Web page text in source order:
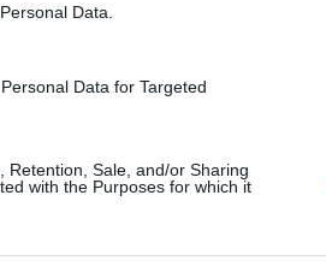
Data.
Data for Targeted
Retention, Sale, and/or Sharing
with the Purposes for which it